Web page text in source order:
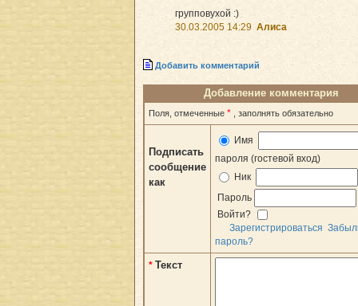
групповухой :)
30.03.2005 14:29 Алиса
Добавить комментарий
Добавление комментария
Поля, отмеченные * , заполнять обязательно
Подписать
сообщение
как
Имя
пароля (гостевой вход)
Ник
Пароль
Войти?
Зарегистрироваться
пароль?
* Текст